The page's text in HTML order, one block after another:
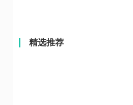
精选推荐